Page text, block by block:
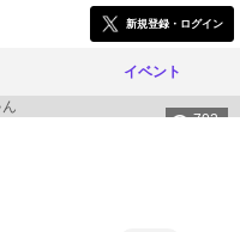
新規登録・ログイン
イベント
702